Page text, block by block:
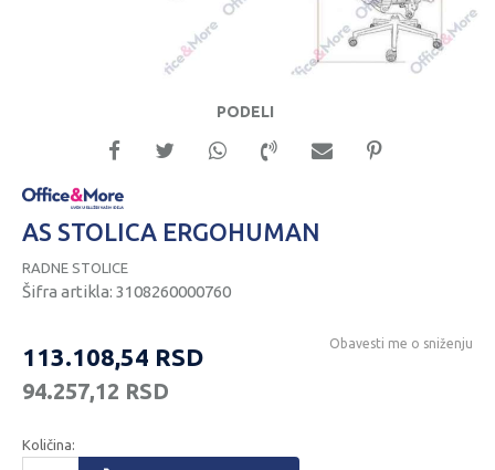
PODELI
AS STOLICA ERGOHUMAN
RADNE STOLICE
Šifra artikla: 3108260000760
113.108,54 RSD
94.257,12 RSD
Obavesti me o sniženju
Količina: